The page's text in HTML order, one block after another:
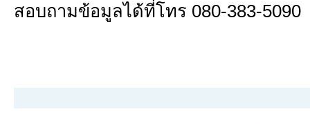
สอบถามข้อมูลได้ที่โทร 080-383-5090